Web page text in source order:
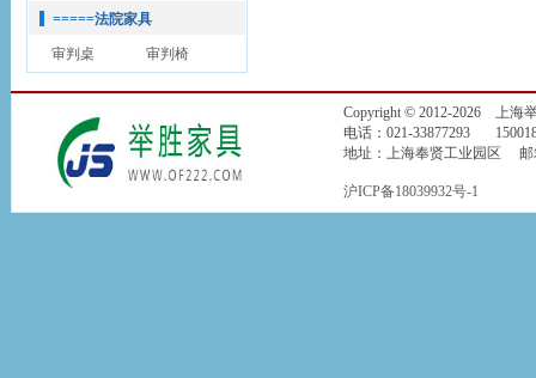
=====法院家具
审判桌 审判椅
Copyright © 2012-2026 上海
电话：021-33877293
地址：上海奉贤工业园区 邮
沪ICP备18039932号-1